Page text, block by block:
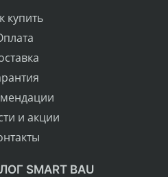
купить
и акции
SMART BAU